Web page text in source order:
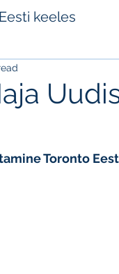
Eesti keeles
Toronto